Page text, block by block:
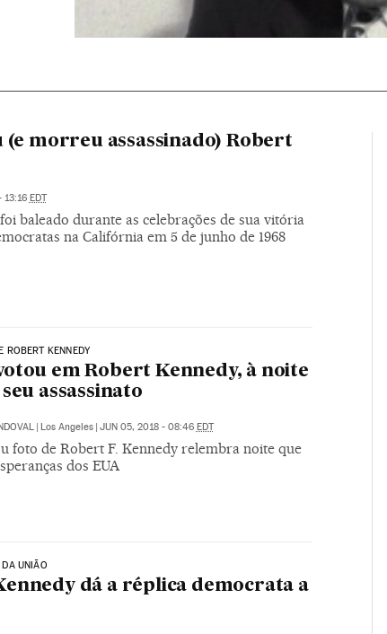
(e morreu assassinado) Robert
13:16 EDT
baleado durante as celebrações de sua vitória
na Califórnia em 5 de junho de 1968
ROBERT KENNEDY
em Robert Kennedy, à noite
assassinato
Los Angeles JUN 05, 2018 - 08:46 EDT
foto de Robert F. Kennedy relembra noite que
dos EUA
DA UNIÃO
dá a réplica democrata a